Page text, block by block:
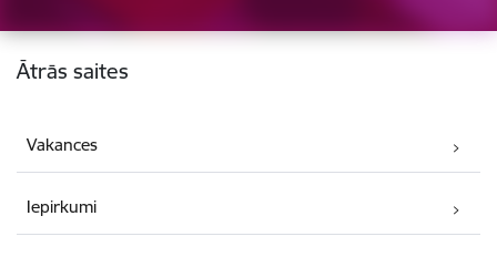
Kājene
Ātrās saites
Vakances
Iepirkumi